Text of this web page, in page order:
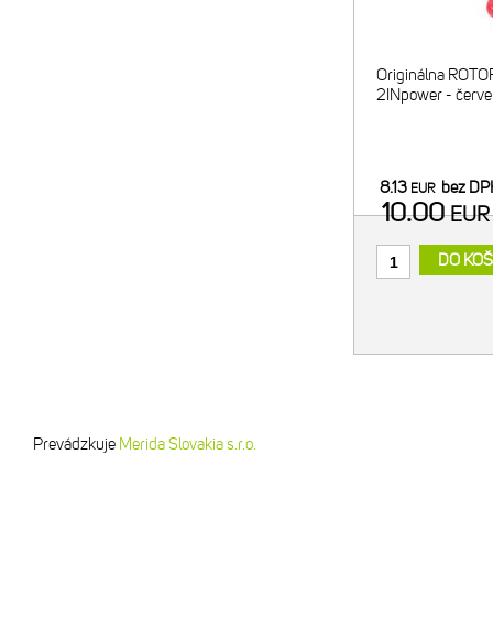
Originálna
2INpower -
8.13 EUR bez
10.00
DO
Prevádzkuje Merida Slovakia s.r.o.